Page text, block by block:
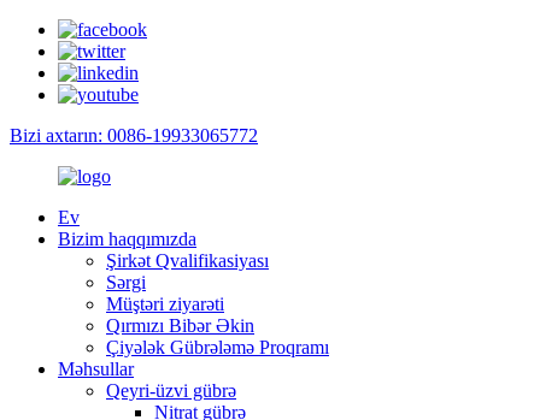
Bizi axtarın: 0086-19933065772
Ev
Bizim haqqımızda
Şirkət Qvalifikasiyası
Sərgi
Müştəri ziyarəti
Qırmızı Bibər Əkin
Çiyələk Gübrələmə Proqramı
Məhsullar
Qeyri-üzvi gübrə
Nitrat gübrə